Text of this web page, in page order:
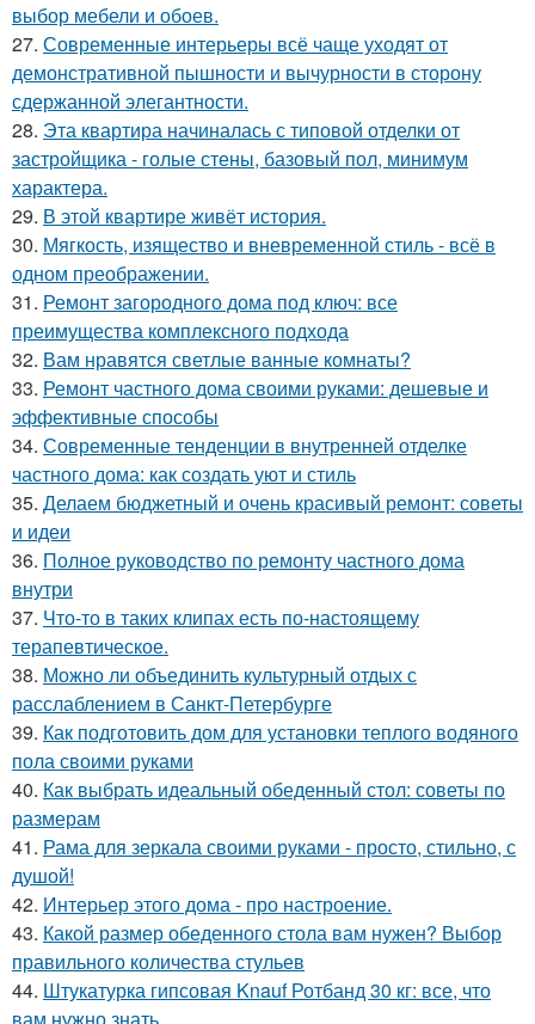
выбор мебели и обоев.
27. Современные интерьеры всё чаще уходят от
демонстративной пышности и вычурности в сторону
сдержанной элегантности.
28. Эта квартира начиналась с типовой отделки от
застройщика - голые стены, базовый пол, минимум
характера.
29. В этой квартире живёт история.
30. Мягкость, изящество и вневременной стиль - всё в
одном преображении.
31. Ремонт загородного дома под ключ: все
преимущества комплексного подхода
32. Вам нравятся светлые ванные комнаты?
33. Ремонт частного дома своими руками: дешевые и
эффективные способы
34. Современные тенденции в внутренней отделке
частного дома: как создать уют и стиль
35. Делаем бюджетный и очень красивый ремонт: советы
и идеи
36. Полное руководство по ремонту частного дома
внутри
37. Что-то в таких клипах есть по-настоящему
терапевтическое.
38. Можно ли объединить культурный отдых с
расслаблением в Санкт-Петербурге
39. Как подготовить дом для установки теплого водяного
пола своими руками
40. Как выбрать идеальный обеденный стол: советы по
размерам
41. Рама для зеркала своими руками - просто, стильно, с
душой!
42. Интерьер этого дома - про настроение.
43. Какой размер обеденного стола вам нужен? Выбор
правильного количества стульев
44. Штукатурка гипсовая Knauf Ротбанд 30 кг: все, что